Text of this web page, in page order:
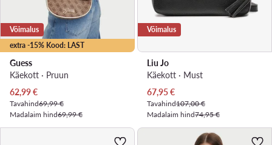
extra -15% Kood: LAST
Võimalus
Guess
Käekott · Pruun
Praegune hind
62,99€
Tavahind69,99 €
Madalaim hind69,99 €
Võimalus
Liu Jo
Käekott · Must
Praegune hind
67,95€
Tavahind107,00 €
Madalaim hind74,95 €